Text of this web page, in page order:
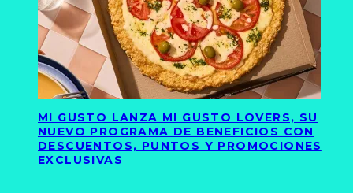
MI GUSTO LANZA MI GUSTO LOVERS, SU
NUEVO PROGRAMA DE BENEFICIOS CON
DESCUENTOS, PUNTOS Y PROMOCIONES
EXCLUSIVAS